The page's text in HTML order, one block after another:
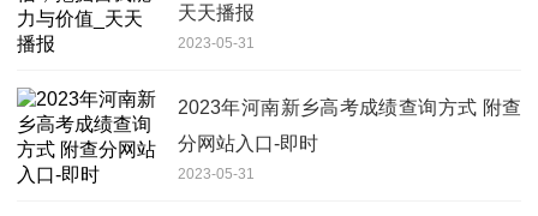
天天播报
2023-05-31
2023年河南新乡高考成绩查询方式 附查
分网站入口-即时
2023-05-31